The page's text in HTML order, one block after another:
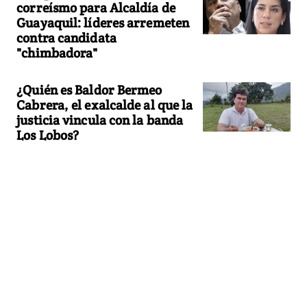
correísmo para Alcaldía de
Guayaquil: líderes arremeten
contra candidata
"chimbadora"
¿Quién es Baldor Bermeo
Cabrera, el exalcalde al que la
justicia vincula con la banda
Los Lobos?